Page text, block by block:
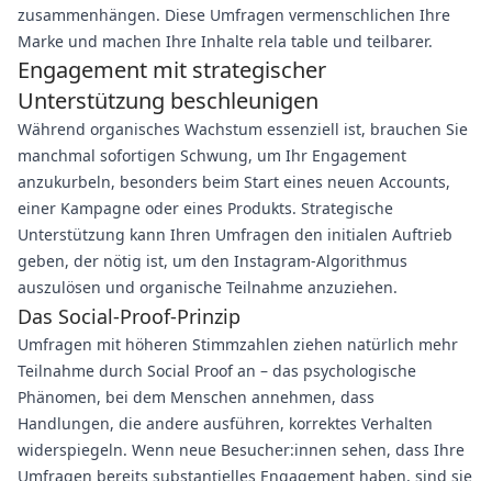
zusammenhängen. Diese Umfragen vermenschlichen Ihre
Marke und machen Ihre Inhalte rela table und teilbarer.
Engagement mit strategischer
Unterstützung beschleunigen
Während organisches Wachstum essenziell ist, brauchen Sie
manchmal sofortigen Schwung, um Ihr Engagement
anzukurbeln, besonders beim Start eines neuen Accounts,
einer Kampagne oder eines Produkts. Strategische
Unterstützung kann Ihren Umfragen den initialen Auftrieb
geben, der nötig ist, um den Instagram-Algorithmus
auszulösen und organische Teilnahme anzuziehen.
Das Social-Proof-Prinzip
Umfragen mit höheren Stimmzahlen ziehen natürlich mehr
Teilnahme durch Social Proof an – das psychologische
Phänomen, bei dem Menschen annehmen, dass
Handlungen, die andere ausführen, korrektes Verhalten
widerspiegeln. Wenn neue Besucher:innen sehen, dass Ihre
Umfragen bereits substantielles Engagement haben, sind sie